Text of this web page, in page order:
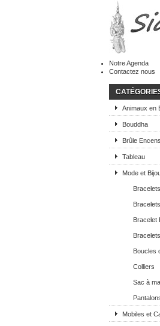
Notre Agenda
Contactez nous
Animaux en
Bouddha
Brûle Encens
Tableau
Mode et
Bracelets
Bracelet
Boucles
Colliers
Sac à
Mobiles et